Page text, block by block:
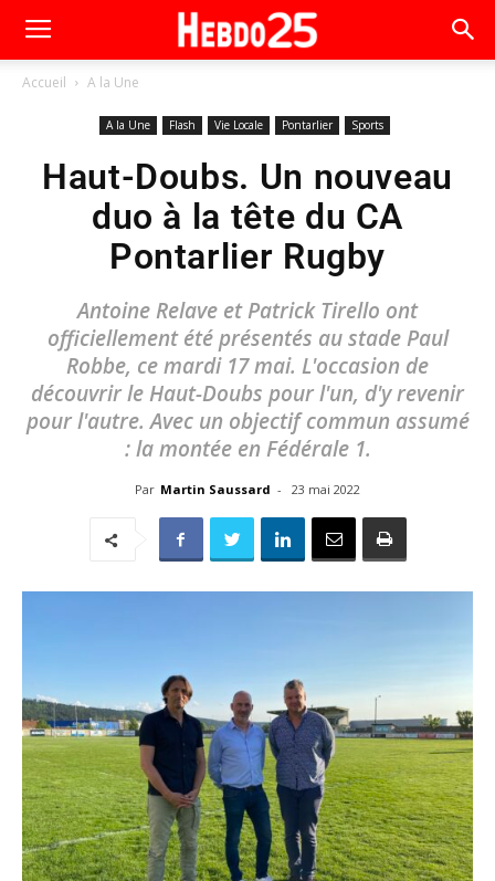
Accueil A la Une
A la Une Flash Vie Locale Pontarlier Sports
Haut-Doubs. Un nouveau
duo à la tête du CA
Pontarlier Rugby
Antoine Relave et Patrick Tirello ont
officiellement été présentés au stade Paul
Robbe, ce mardi 17 mai. L'occasion de
découvrir le Haut-Doubs pour l'un, d'y revenir
pour l'autre. Avec un objectif commun assumé
: la montée en Fédérale 1.
Par Martin Saussard - 23 mai 2022